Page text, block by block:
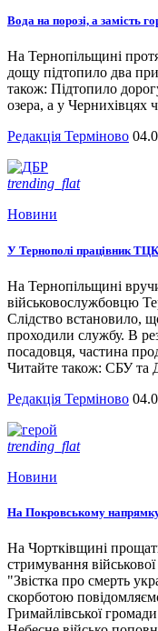
Вода на порозі, а замість
На Тернопільщині
дощу підтопило два
також: Підтопило
озера, а у Чернихівцях
Редакція Терміново
trending_flat
Новини
У Тернополі працівник ТЦК
На Тернопільщині
військовослужбовцю
Слідство встановило,
проходили службу. В
посадовця, частина
Читайте також: СБУ та
Редакція Терміново
trending_flat
Новини
На Покровському напрямку
На Чортківщині
стримування
"Звістка про смерть
скорботою
Гримайлівської